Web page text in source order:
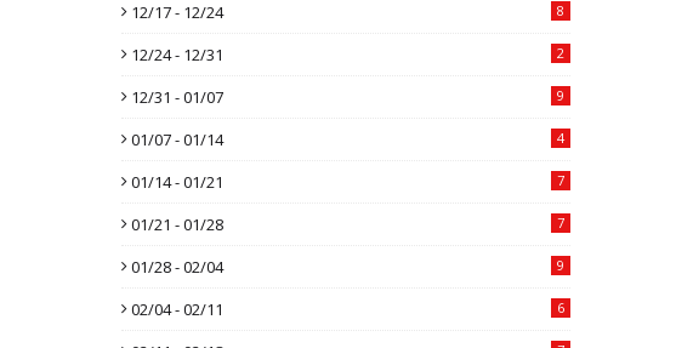
12/17 - 12/24 8
12/24 - 12/31 2
12/31 - 01/07 9
01/07 - 01/14 4
01/14 - 01/21 7
01/21 - 01/28 7
01/28 - 02/04 9
02/04 - 02/11 6